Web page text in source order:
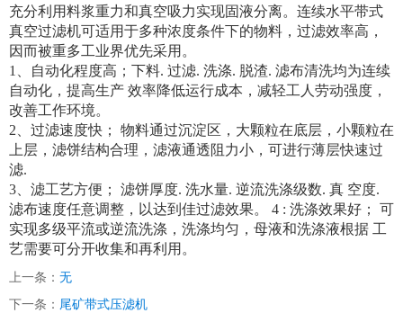
充分利用料浆重力和真空吸力实现固液分离。连续水平带式
真空过滤机可适用于多种浓度条件下的物料，过滤效率高，
因而被重多工业界优先采用。
1、自动化程度高；下料. 过滤. 洗涤. 脱渣. 滤布清洗均为连续
自动化，提高生产 效率降低运行成本，减轻工人劳动强度，
改善工作环境。
2、过滤速度快； 物料通过沉淀区，大颗粒在底层，小颗粒在
上层，滤饼结构合理，滤液通透阻力小，可进行薄层快速过
滤.
3、滤工艺方便； 滤饼厚度. 洗水量. 逆流洗涤级数. 真 空度.
滤布速度任意调整，以达到佳过滤效果。 4 : 洗涤效果好； 可
实现多级平流或逆流洗涤，洗涤均匀，母液和洗涤液根据 工
艺需要可分开收集和再利用。
上一条： 无
下一条： 尾矿带式压滤机